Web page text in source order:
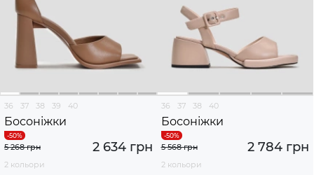
36 37 38 39 40
Босоніжки
2 634 грн
5 268 грн
2 кольори
36 37 38 40
Босоніжки
2 784 грн
5 568 грн
2 кольори